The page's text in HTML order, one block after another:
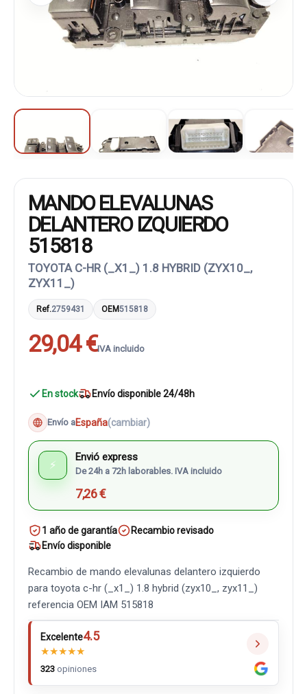
MANDO ELEVALUNAS
DELANTERO IZQUIERDO
515818
TOYOTA C-HR (_X1_) 1.8 HYBRID (ZYX10_,
ZYX11_)
Ref.2759431 OEM515818
29,04 €IVA incluido
En stock Envío disponible 24/48h
Envío aEspaña(cambiar)
⚡
Envió express
De 24h a 72h laborables. IVA incluido
7,26 €
1 año de garantía
Recambio revisado
Envío disponible
Recambio de mando elevalunas delantero izquierdo
para toyota c-hr (_x1_) 1.8 hybrid (zyx10_, zyx11_)
referencia OEM IAM 515818
Excelente4.5
★★★★★
323 opiniones